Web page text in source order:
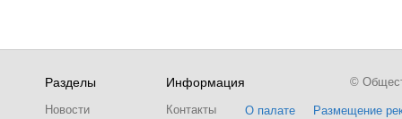
Разделы
Новости
Информация
Контакты
О палате Размещение
©